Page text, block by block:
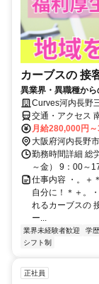
カーブスの 接
異業界・異職種か
Curves河内長野
交通・アクセス
月給280,000円
大阪府河内長野市
勤務時間詳細 総
～金） 9：00～
仕事内容 ・。＋
自分に！＊＋。
れるカーブスの
ー...
業界未経験者歓迎 学
シフト制
正社員